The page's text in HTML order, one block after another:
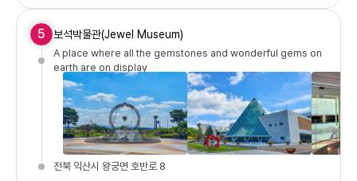
5 보석박물관(Jewel Museum)
A place where all the gemstones and wonderful gems on
earth are on display
전북 익산시 왕궁면 호반로 8